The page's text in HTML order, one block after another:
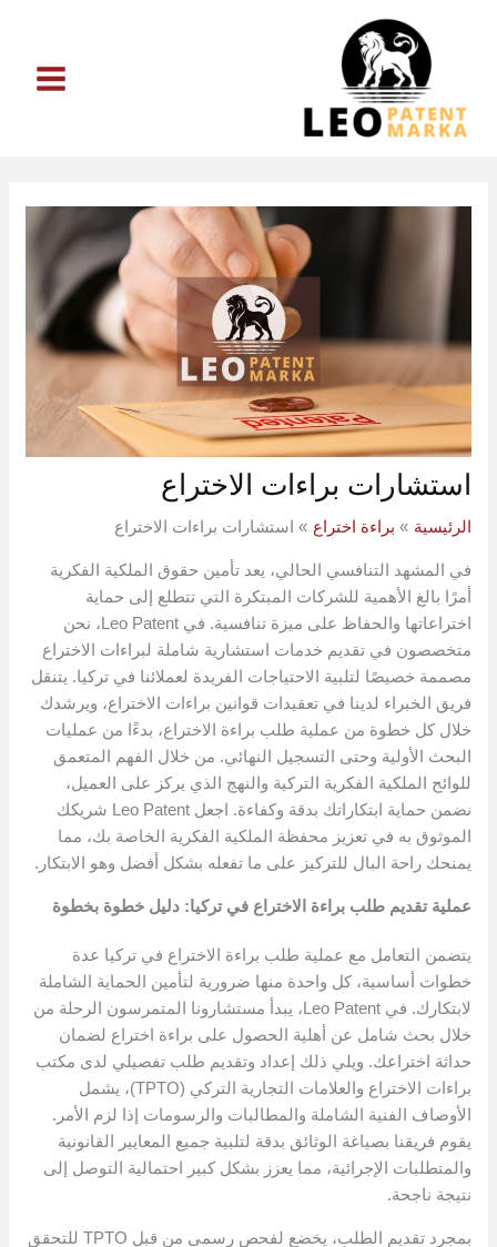
استشارات براءات الاختراع
الرئيسية براءة اختراع استشارات براءات الاختراع
في المشهد التنافسي الحالي، يعد تأمين حقوق الملكية الفكرية
أمرًا بالغ الأهمية للشركات المبتكرة التي تتطلع إلى حماية
اختراعاتها والحفاظ على ميزة تنافسية. في Leo Patent، نحن
متخصصون في تقديم خدمات استشارية شاملة لبراءات الاختراع
مصممة خصيصًا لتلبية الاحتياجات الفريدة لعملائنا في تركيا. يتنقل
فريق الخبراء لدينا في تعقيدات قوانين براءات الاختراع، ويرشدك
خلال كل خطوة من عملية طلب براءة الاختراع، بدءًا من عمليات
البحث الأولية وحتى التسجيل النهائي. من خلال الفهم المتعمق
للوائح الملكية الفكرية التركية والنهج الذي يركز على العميل،
نضمن حماية ابتكاراتك بدقة وكفاءة. اجعل Leo Patent شريكك
الموثوق به في تعزيز محفظة الملكية الفكرية الخاصة بك، مما
يمنحك راحة البال للتركيز على ما تفعله بشكل أفضل وهو الابتكار.
عملية تقديم طلب براءة الاختراع في تركيا: دليل خطوة بخطوة
يتضمن التعامل مع عملية طلب براءة الاختراع في تركيا عدة
خطوات أساسية، كل واحدة منها ضرورية لتأمين الحماية الشاملة
لابتكارك. في Leo Patent، يبدأ مستشارونا المتمرسون الرحلة من
خلال بحث شامل عن أهلية الحصول على براءة اختراع لضمان
حداثة اختراعك. ويلي ذلك إعداد وتقديم طلب تفصيلي لدى مكتب
براءات الاختراع والعلامات التجارية التركي (TPTO)، يشمل
الأوصاف الفنية الشاملة والمطالبات والرسومات إذا لزم الأمر.
يقوم فريقنا بصياغة الوثائق بدقة لتلبية جميع المعايير القانونية
والمتطلبات الإجرائية، مما يعزز بشكل كبير احتمالية التوصل إلى
نتيجة ناجحة.
بمجرد تقديم الطلب، يخضع لفحص رسمي من قبل TPTO للتحقق